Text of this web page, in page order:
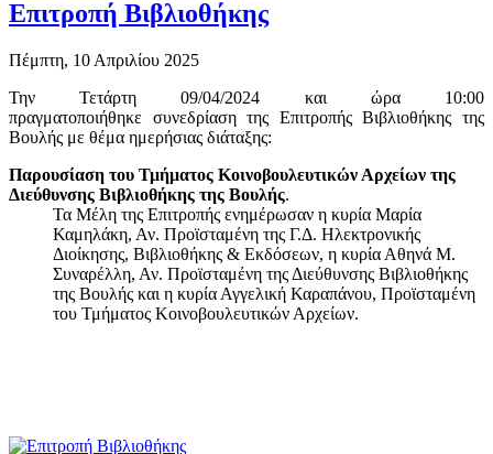
Επιτροπή Βιβλιοθήκης
Πέμπτη, 10 Απριλίου 2025
Την Τετάρτη 09/04/2024 και ώρα 10:00
πραγματοποιήθηκε συνεδρίαση της Επιτροπής Βιβλιοθήκης της
Βουλής με θέμα ημερήσιας διάταξης:
Παρουσίαση του Τμήματος Κοινοβουλευτικών Αρχείων της
Διεύθυνσης Βιβλιοθήκης της Βουλής.
Τα Μέλη της Επιτροπής ενημέρωσαν η κυρία Μαρία
Καμηλάκη, Αν. Προϊσταμένη της Γ.Δ. Ηλεκτρονικής
Διοίκησης, Βιβλιοθήκης & Εκδόσεων, η κυρία Αθηνά Μ.
Συναρέλλη, Αν. Προϊσταμένη της Διεύθυνσης Βιβλιοθήκης
της Βουλής και η κυρία Αγγελική Καραπάνου, Προϊσταμένη
του Τμήματος Κοινοβουλευτικών Αρχείων.